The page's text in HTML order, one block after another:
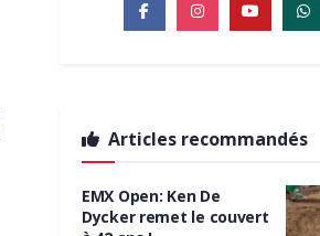
Articles recommandés
EMX Open: Ken De
Dycker remet le couvert